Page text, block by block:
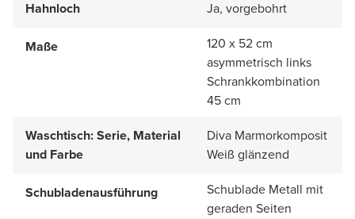
Hahnloch Ja, vorgebohrt
Maße
120 x 52 cm
asymmetrisch links
Schrankkombination
45 cm
Waschtisch: Serie, Material
und Farbe
Diva Marmorkomposit
Weiß glänzend
Schubladenausführung
Schublade Metall mit
geraden Seiten